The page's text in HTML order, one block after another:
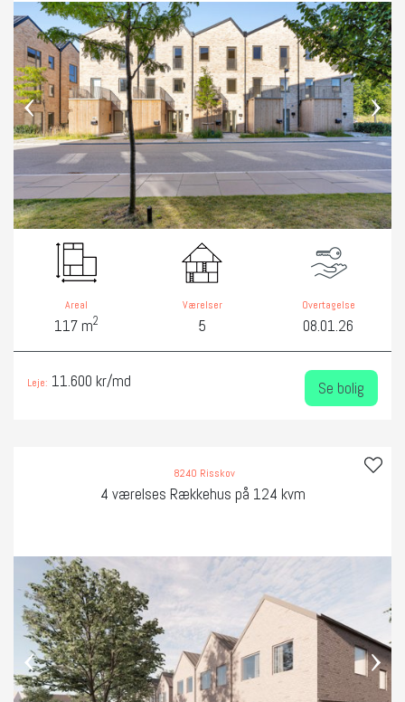
‹ ›
Areal
117 m2
Værelser
5
Overtagelse
08.01.26
Leje: 11.600 kr/md Se bolig
8240 Risskov
4 værelses Rækkehus på 124 kvm
‹ ›